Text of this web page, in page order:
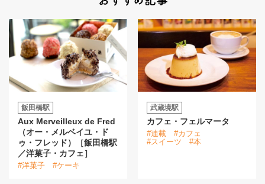
飯田橋駅
Aux Merveilleux de Fred
（オー・メルベイユ・ド
ゥ・フレッド）［飯田橋駅
／洋菓子・カフェ］
#洋菓子 #ケーキ
武蔵境駅
カフェ・フェルマータ
#連載
#カフェ
#スイーツ
#本